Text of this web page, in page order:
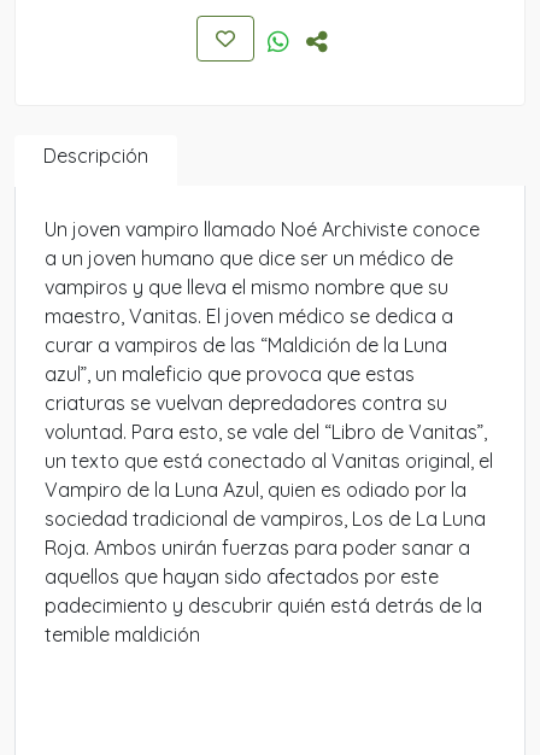
Descripción
Un joven vampiro llamado Noé Archiviste conoce
a un joven humano que dice ser un médico de
vampiros y que lleva el mismo nombre que su
maestro, Vanitas. El joven médico se dedica a
curar a vampiros de las “Maldición de la Luna
azul”, un maleficio que provoca que estas
criaturas se vuelvan depredadores contra su
voluntad. Para esto, se vale del “Libro de Vanitas”,
un texto que está conectado al Vanitas original, el
Vampiro de la Luna Azul, quien es odiado por la
sociedad tradicional de vampiros, Los de La Luna
Roja. Ambos unirán fuerzas para poder sanar a
aquellos que hayan sido afectados por este
padecimiento y descubrir quién está detrás de la
temible maldición